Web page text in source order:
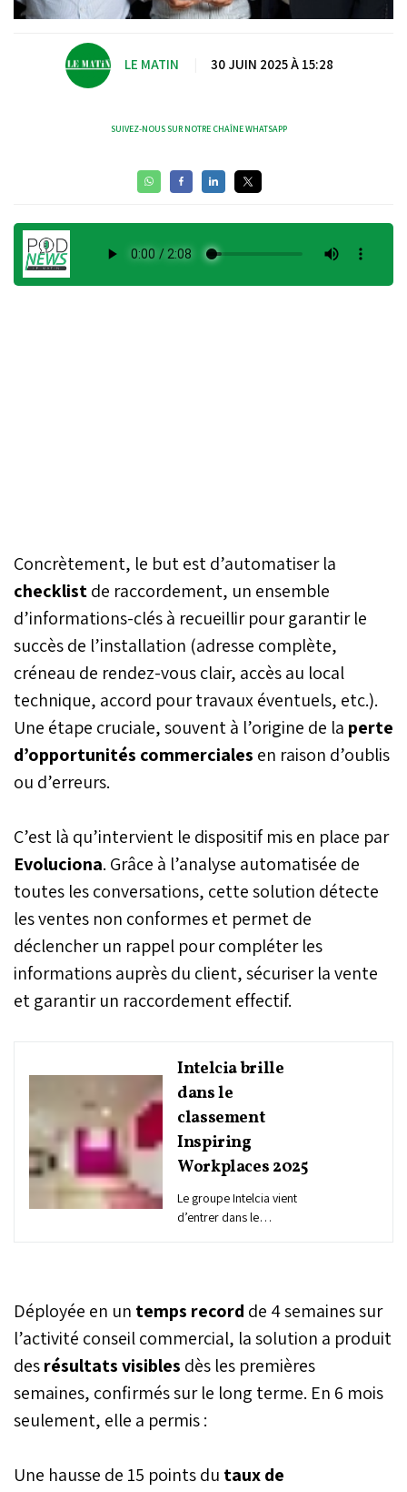
LE MATIN 30 JUIN 2025 À 15:28
SUIVEZ-NOUS SUR NOTRE CHAÎNE WHATSAPP
Concrètement, le but est d’automatiser la
checklistde raccordement, un ensemble
d’informations-clés à recueillir pour garantir le
succès de l’installation (adresse complète,
créneau de rendez-vous clair, accès au local
technique, accord pour travaux éventuels, etc.).
Une étape cruciale, souvent à l’origine de la perte
d’opportunités commerciales en raison d’oublis
ou d’erreurs.
C’est là qu’intervient le dispositif mis en place par
Evoluciona. Grâce à l’analyse automatisée de
toutes les conversations, cette solution détecte
les ventes non conformes et permet de
déclencher un rappel pour compléter les
informations auprès du client, sécuriser la vente
et garantir un raccordement effectif.
Intelcia brille
dans le
classement
Inspiring
Workplaces 2025
Le groupe Intelcia vient
d’entrer dans le
distingue les entreprises
plaçant l’humain au cœur
de leur modèle. Le groupe
marocain y figure en tête
de la région Middle East
Africa (MEA), toutes
catégories confondues, et
Europe dans la catégorie
des entreprises de plus de
Déployée en un temps record de 4 semaines sur
l’activité conseil commercial, la solution a produit
desrésultats visibles dès les premières
semaines, confirmés sur le long terme. En 6 mois
seulement, elle a permis :
Une hausse de 15 points du taux de